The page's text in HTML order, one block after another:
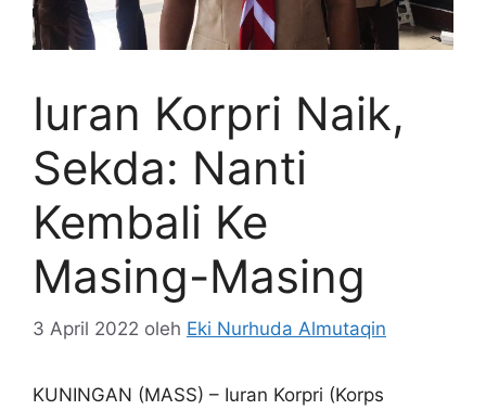
Iuran Korpri Naik,
Sekda: Nanti
Kembali Ke
Masing-Masing
3 April 2022 oleh Eki Nurhuda Almutaqin
KUNINGAN (MASS) – Iuran Korpri (Korps